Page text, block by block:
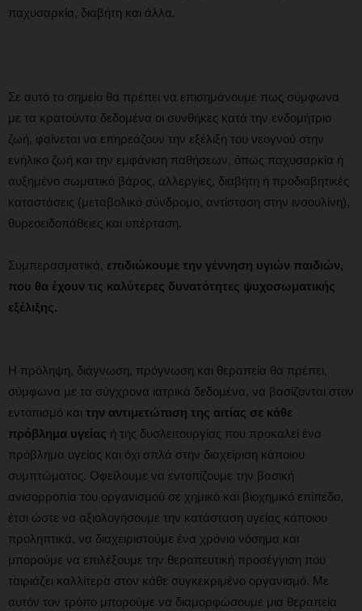
παχυσαρκία, διαβήτη και άλλα.
Σε αυτό το σημείο θα πρέπει να επισημάνουμε πως σύμφωνα
με τα κρατούντα δεδομένα οι συνθήκες κατά την ενδομήτριο
ζωή, φαίνεται να επηρεάζουν την εξέλιξη του νεογνού στην
ενήλικο ζωή και την εμφάνιση παθήσεων, όπως παχυσαρκία ή
αυξημένο σωματικό βάρος, αλλεργίες, διαβήτη ή προδιαβητικές
καταστάσεις (μεταβολικό σύνδρομο, αντίσταση στην ινσουλίνη),
θυρεοειδοπάθειες και υπέρταση.
Συμπερασματικά, επιδιώκουμε την γέννηση υγιών παιδιών,
που θα έχουν τις καλύτερες δυνατότητες ψυχοσωματικής
εξέλιξης.
Η πρόληψη, διάγνωση, πρόγνωση και θεραπεία θα πρέπει,
σύμφωνα με τα σύγχρονα ιατρικά δεδομένα, να βασίζονται στον
εντοπισμό και την αντιμετώπιση της αιτίας σε κάθε
πρόβλημα υγείας ή της δυσλειτουργίας που προκαλεί ένα
πρόβλημα υγείας και όχι απλά στην διαχείριση κάποιου
συμπτώματος. Οφείλουμε να εντοπίζουμε την βασική
ανισορροπία του οργανισμού σε χημικό και βιοχημικό επίπεδο,
έτσι ώστε να αξιολογήσουμε την κατάσταση υγείας κάποιου
προληπτικά, να διαχειριστούμε ένα χρόνιο νόσημα και
μπορούμε να επιλέξουμε την θεραπευτική προσέγγιση που
ταιριάζει καλλίτερα στον κάθε συγκεκριμένο οργανισμό. Με
αυτόν τον τρόπο μπορούμε να διαμορφώσουμε μια θεραπεία